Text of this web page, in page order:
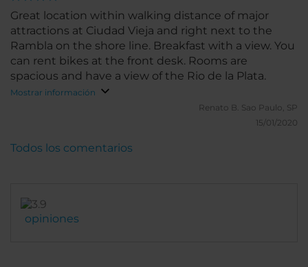
Great location within walking distance of major
attractions at Ciudad Vieja and right next to the
Rambla on the shore line. Breakfast with a view. You
can rent bikes at the front desk. Rooms are
spacious and have a view of the Rio de la Plata.
Mostrar información
Renato B. Sao Paulo, SP
15/01/2020
opiniones
Todos los comentarios